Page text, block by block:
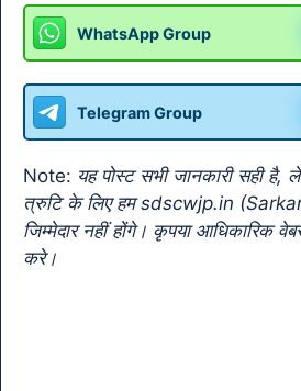
c
e
b
o
o
k
at
s
A
p
p
e
gr
a
m
er l
WhatsApp Group
Telegram Group
Note: यह पोस्ट सभी जानकारी सही है,
त्रुटि के लिए हम sdscwjp.in
जिम्मेदार नहीं होंगे। कृपया आधिकारिक
करे।